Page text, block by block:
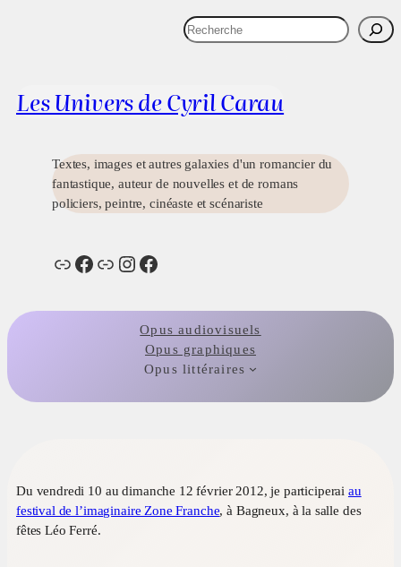
R
e
e
h
e
r
Les Univers de Cyril Carau
Textes, images et autres galaxies d'un romancier du
fantastique, auteur de nouvelles et de romans
policiers, peintre, cinéaste et scénariste
Lien Facebook Lien Instagram Facebook
Opus audiovisuels
Opus graphiques
Opus littéraires
Du vendredi 10 au dimanche 12 février 2012, je participerai au
festival de l’imaginaire Zone Franche, à Bagneux, à la salle des
fêtes Léo Ferré.